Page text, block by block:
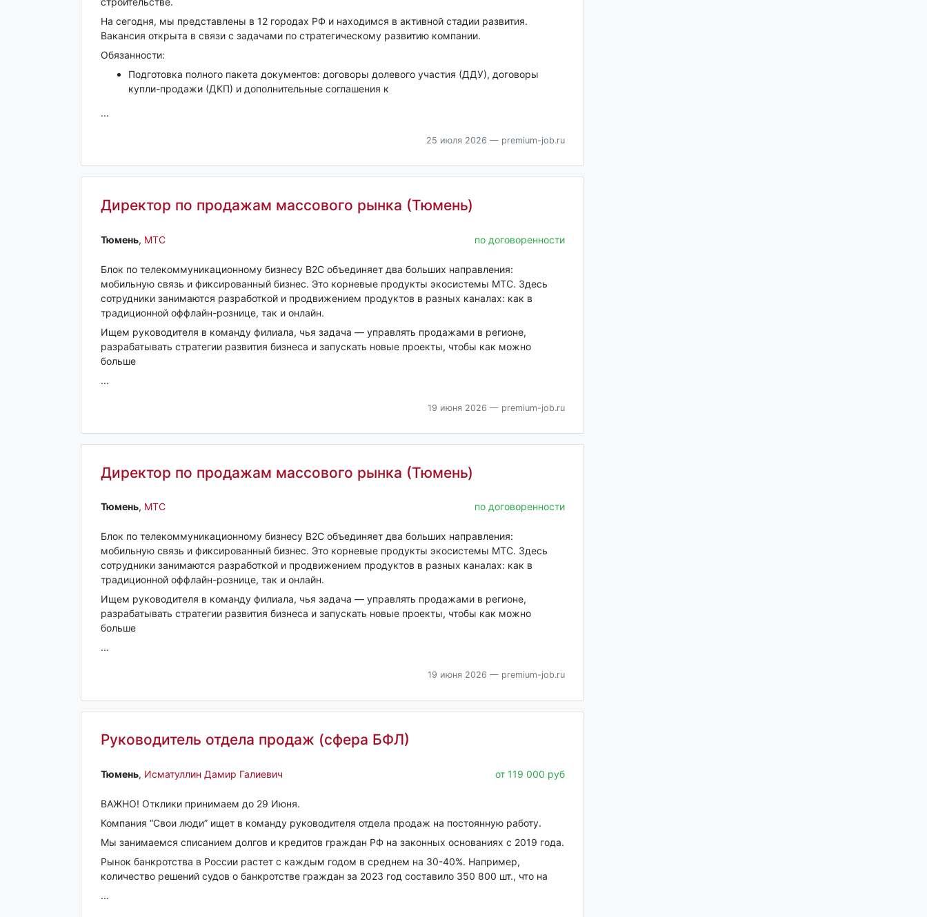
На сегодня, мы представлены в 12 городах РФ и находимся в активной стадии развития.
Вакансия открыта в связи с задачами по стратегическому развитию компании.
Обязанности:
Подготовка полного пакета документов: договоры долевого участия (ДДУ), договоры
купли-продажи (ДКП) и дополнительные соглашения к
...
25 июля 2026 — premium-job.ru
Директор по продажам массового рынка (Тюмень)
Тюмень‎, МТС по договоренности
Блок по телекоммуникационному бизнесу B2C объединяет два больших направления:
мобильную связь и фиксированный бизнес. Это корневые продукты экосистемы МТС. Здесь
сотрудники занимаются разработкой и продвижением продуктов в разных каналах: как в
традиционной оффлайн-рознице, так и онлайн.
Ищем руководителя в команду филиала, чья задача — управлять продажами в регионе,
разрабатывать стратегии развития бизнеса и запускать новые проекты, чтобы как можно
больше
...
19 июня 2026 — premium-job.ru
Директор по продажам массового рынка (Тюмень)
Тюмень‎, МТС по договоренности
Блок по телекоммуникационному бизнесу B2C объединяет два больших направления:
мобильную связь и фиксированный бизнес. Это корневые продукты экосистемы МТС. Здесь
сотрудники занимаются разработкой и продвижением продуктов в разных каналах: как в
традиционной оффлайн-рознице, так и онлайн.
Ищем руководителя в команду филиала, чья задача — управлять продажами в регионе,
разрабатывать стратегии развития бизнеса и запускать новые проекты, чтобы как можно
больше
...
19 июня 2026 — premium-job.ru
Руководитель отдела продаж (сфера БФЛ)
Тюмень‎, Исматуллин Дамир Галиевич от 119 000 руб
ВАЖНО! Отклики принимаем до 29 Июня.
Компания “Свои люди” ищет в команду руководителя отдела продаж на постоянную работу.
Мы занимаемся списанием долгов и кредитов граждан РФ на законных основаниях с 2019 года.
Рынок банкротства в России растет с каждым годом в среднем на 30-40%. Например,
количество решений судов о банкротстве граждан за 2023 год составило 350 800 шт., что на
...